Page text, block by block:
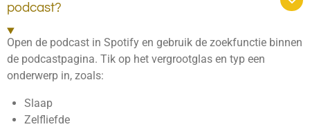
podcast?
Open de podcast in Spotify en gebruik de zoekfunctie binnen
de podcastpagina. Tik op het vergrootglas en typ een
onderwerp in, zoals:
Slaap
Zelfliefde